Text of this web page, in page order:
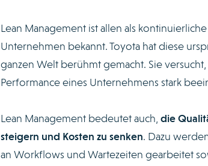
Lean Management ist allen als
Unternehmen bekannt. Toyota hat diese
ganzen Welt berühmt gemacht. Sie
Performance eines Unternehmens stark
Lean Management bedeutet auch, die
steigern und Kosten zu senken. Dazu
an Workflows und Wartezeiten gearbeitet